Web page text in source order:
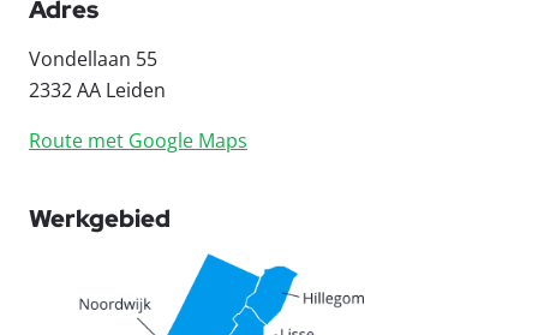
Adres
Vondellaan 55
2332 AA Leiden
Route met Google Maps
Werkgebied